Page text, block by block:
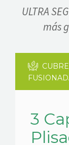
ULTRA
más
3